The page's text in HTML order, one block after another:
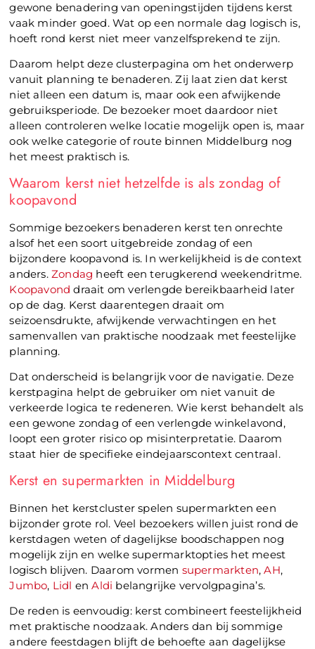
gewone benadering van openingstijden tijdens kerst
vaak minder goed. Wat op een normale dag logisch is,
hoeft rond kerst niet meer vanzelfsprekend te zijn.
Daarom helpt deze clusterpagina om het onderwerp
vanuit planning te benaderen. Zij laat zien dat kerst
niet alleen een datum is, maar ook een afwijkende
gebruiksperiode. De bezoeker moet daardoor niet
alleen controleren welke locatie mogelijk open is, maar
ook welke categorie of route binnen Middelburg nog
het meest praktisch is.
Waarom kerst niet hetzelfde is als zondag of
koopavond
Sommige bezoekers benaderen kerst ten onrechte
alsof het een soort uitgebreide zondag of een
bijzondere koopavond is. In werkelijkheid is de context
anders.Zondag heeft een terugkerend weekendritme.
Koopavond draait om verlengde bereikbaarheid later
op de dag. Kerst daarentegen draait om
seizoensdrukte, afwijkende verwachtingen en het
samenvallen van praktische noodzaak met feestelijke
planning.
Dat onderscheid is belangrijk voor de navigatie. Deze
kerstpagina helpt de gebruiker om niet vanuit de
verkeerde logica te redeneren. Wie kerst behandelt als
een gewone zondag of een verlengde winkelavond,
loopt een groter risico op misinterpretatie. Daarom
staat hier de specifieke eindejaarscontext centraal.
Kerst en supermarkten in Middelburg
Binnen het kerstcluster spelen supermarkten een
bijzonder grote rol. Veel bezoekers willen juist rond de
kerstdagen weten of dagelijkse boodschappen nog
mogelijk zijn en welke supermarktopties het meest
logisch blijven. Daarom vormen supermarkten,AH,
Jumbo, Lidl enAldi belangrijke vervolgpagina’s.
De reden is eenvoudig: kerst combineert feestelijkheid
met praktische noodzaak. Anders dan bij sommige
andere feestdagen blijft de behoefte aan dagelijkse